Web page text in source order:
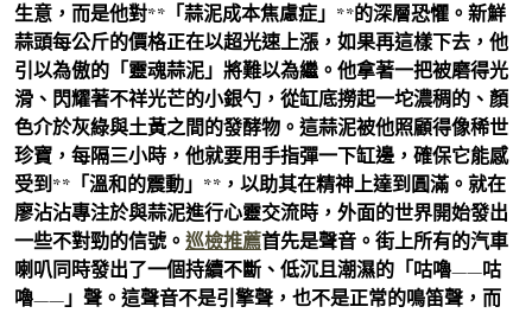
生意，而是他對**「蒜泥成本焦慮症」**的深層恐懼。新鮮
蒜頭每公斤的價格正在以超光速上漲，如果再這樣下去，他
引以為傲的「靈魂蒜泥」將難以為繼。他拿著一把被磨得光
滑、閃耀著不祥光芒的小銀勺，從缸底撈起一坨濃稠的、顏
色介於灰綠與土黃之間的發酵物。這蒜泥被他照顧得像稀世
珍寶，每隔三小時，他就要用手指彈一下缸邊，確保它能感
受到**「溫和的震動」**，以助其在精神上達到圓滿。就在
廖沾沾專注於與蒜泥進行心靈交流時，外面的世界開始發出
一些不對勁的信號。 巡檢推薦首先是聲音。街上所有的汽車
喇叭同時發出了一個持續不斷、低沉且潮濕的「咕嚕——咕
嚕——」聲。這聲音不是引擎聲，也不是正常的鳴笛聲，而